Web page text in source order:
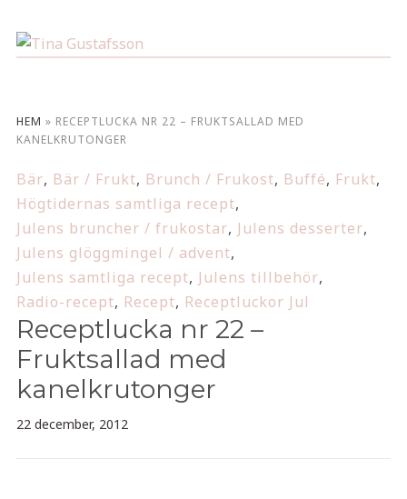
HEM » RECEPTLUCKA NR 22 – FRUKTSALLAD MED
KANELKRUTONGER
Bär, Bär / Frukt, Brunch / Frukost, Buffé, Frukt,
Högtidernas samtliga recept,
Julens bruncher / frukostar, Julens desserter,
Julens glöggmingel / advent,
Julens samtliga recept, Julens tillbehör,
Radio-recept, Recept, Receptluckor Jul
Receptlucka nr 22 –
Fruktsallad med
kanelkrutonger
22 december, 2012